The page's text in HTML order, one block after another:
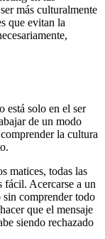
más culturalmente
que evitan la
está solo en el ser
de un modo
la cultura
matices, todas las
fácil. Acercarse a un
sin comprender todo
que el mensaje
siendo rechazado